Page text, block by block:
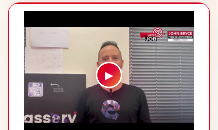
▶